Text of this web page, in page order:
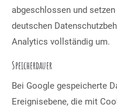
abgeschlossen und
deutschen
Analytics vollständig um.
Speicherdauer
Bei Google gespeicherte
Ereignisebene, die mit